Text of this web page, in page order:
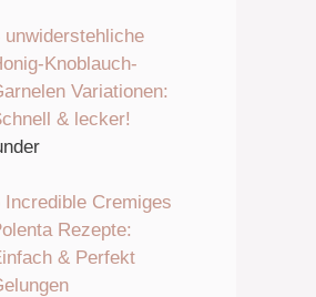
unwiderstehliche
Knoblauch-
Variationen:
& lecker!
Incredible Cremiges
Rezepte:
& Perfekt